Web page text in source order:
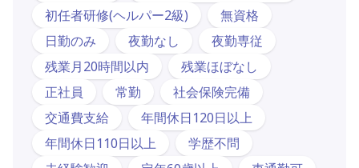
初任者研修(ヘルパー2級)
無資格
日勤のみ
夜勤なし
夜勤専従
残業月20時間以内
残業ほぼなし
正社員
常勤
社会保険完備
交通費支給
年間休日120日以上
年間休日110日以上
学歴不問